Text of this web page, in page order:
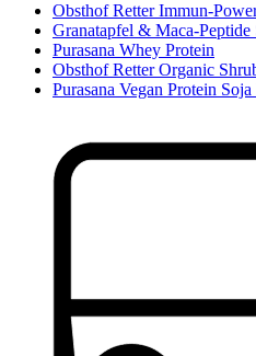
Obsthof Retter Immun-
Granatapfel & Maca-
Purasana Whey Protein
Obsthof Retter Organic
Purasana Vegan Protein